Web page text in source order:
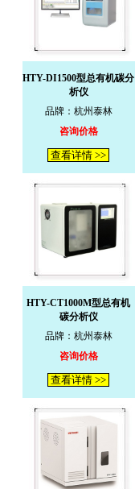
HTY-DI1500型总有机碳分
析仪
品牌：杭州泰林
咨询价格
查看详情 >>
HTY-CT1000M型总有机
碳分析仪
品牌：杭州泰林
咨询价格
查看详情 >>